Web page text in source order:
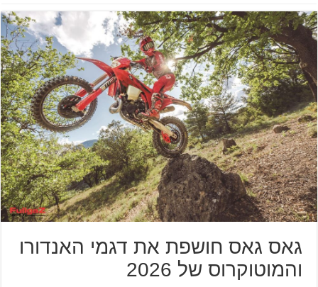
גאס גאס חושפת את דגמי האנדורו
והמוטוקרוס של 2026